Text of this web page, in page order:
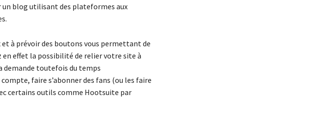
un blog utilisant des plateformes aux
et à prévoir des boutons vous permettant de
en effet la possibilité de relier votre site à
demande toutefois du temps
faire s’abonner des fans (ou les faire
certains outils comme Hootsuite par